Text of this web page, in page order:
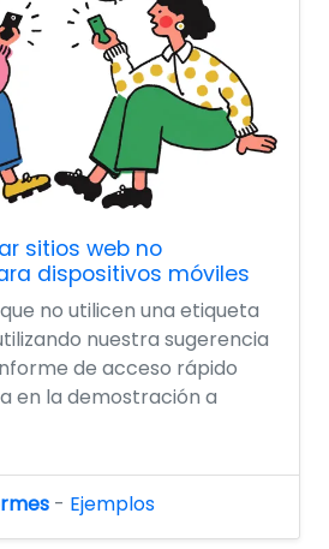
sitios web no
dispositivos móviles
no utilicen una etiqueta
nuestra sugerencia
de acceso rápido
en la demostración a
- Ejemplos